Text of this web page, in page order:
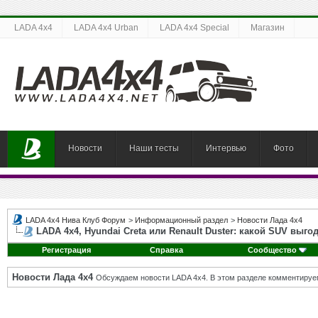
LADA 4x4 LADA 4x4 Urban LADA 4x4 Special Магазин
Новости Наши тесты Интервью Фото
LADA 4x4 Нива Клуб Форум > Информационный раздел > Новости Лада 4х4
LADA 4x4, Hyundai Creta или Renault Duster: какой SUV
Регистрация Справка Сообщество
Новости Лада 4х4 Обсуждаем новости LADA 4x4. В этом разделе